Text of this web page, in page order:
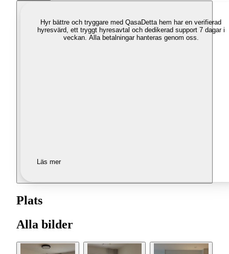
Hyr bättre och tryggare med QasaDetta hem har en verifierad
hyresvärd, ett tryggt hyresavtal och dedikerad support 7 dagar i
veckan. Alla betalningar hanteras genom oss.
Läs mer
Plats
Alla bilder